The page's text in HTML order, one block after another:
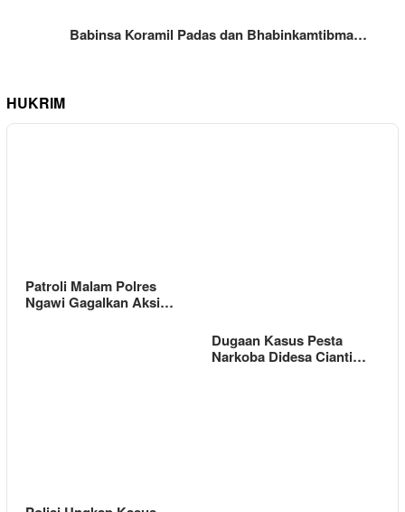
Babinsa Koramil Padas dan Bhabinkamtibma…
HUKRIM
Patroli Malam Polres
Ngawi Gagalkan Aksi…
Dugaan Kasus Pesta
Narkoba Didesa Cianti…